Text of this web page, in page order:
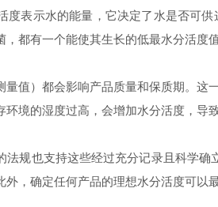
度表示水的能量，它决定了水是否可供
，都有一个能使其生长的低最水分活度
量值）都会影响产品质量和保质期。这
环境的湿度过高，会增加水分活度 ，导
法规也支持这些经过充分记录且科学确
外，确定任何产品的理想水分活度可以